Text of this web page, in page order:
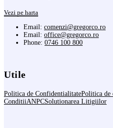
Vezi pe harta
Email: comenzi@gregorco.ro
Email: office@gregorco.ro
Phone: 0746 100 800
Utile
Politica de ConfidentialitatePolitica de
ConditiiANPCSolutionarea Litigiilor